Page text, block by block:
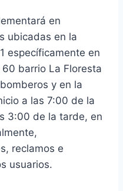
en
ubicadas en la
específicamente en
barrio La Floresta
y en la
a las 7:00 de la
3:00 de la tarde, en
reclamos e
usuarios.